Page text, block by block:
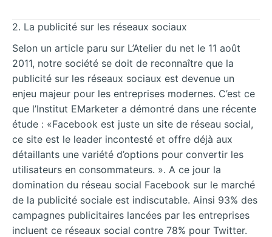
2. La publicité sur les réseaux sociaux
Selon un article paru sur L’Atelier du net le 11 août
2011, notre société se doit de reconnaître que la
publicité sur les réseaux sociaux est devenue un
enjeu majeur pour les entreprises modernes. C’est ce
que l’Institut EMarketer a démontré dans une récente
étude : «Facebook est juste un site de réseau social,
ce site est le leader incontesté et offre déjà aux
détaillants une variété d’options pour convertir les
utilisateurs en consommateurs. ». A ce jour la
domination du réseau social Facebook sur le marché
de la publicité sociale est indiscutable. Ainsi 93% des
campagnes publicitaires lancées par les entreprises
incluent ce réseaux social contre 78% pour Twitter.